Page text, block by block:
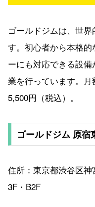
ゴールドジムは、世
す。初心者から本格
ーにも対応できる設
業を行っています。
5,500円（税込）。
ゴールドジム 原宿
住所：東京都渋谷区神
3F・B2F